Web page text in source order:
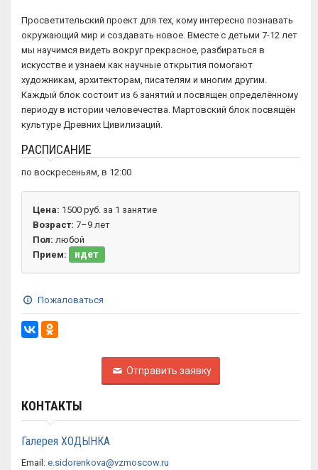
Просветительский проект для тех, кому интересно познавать
окружающий мир и создавать новое. Вместе с детьми 7-12 лет
мы научимся видеть вокруг прекрасное, разбираться в
искусстве и узнаем как научные открытия помогают
художникам, архитекторам, писателям и многим другим.
Каждый блок состоит из 6 занятий и посвящен определённому
периоду в истории человечества. Мартовский блок посвящён
культуре Древних Цивилизаций.
РАСПИСАНИЕ
по воскресеньям, в 12:00
Цена: 1500 руб. за 1 занятие
Возраст: 7–9 лет
Пол: любой
Прием:
идет
Пожаловаться
Отправить заявку
КОНТАКТЫ
Галерея ХОДЫНКА
Email: e.sidorenkova@vzmoscow.ru